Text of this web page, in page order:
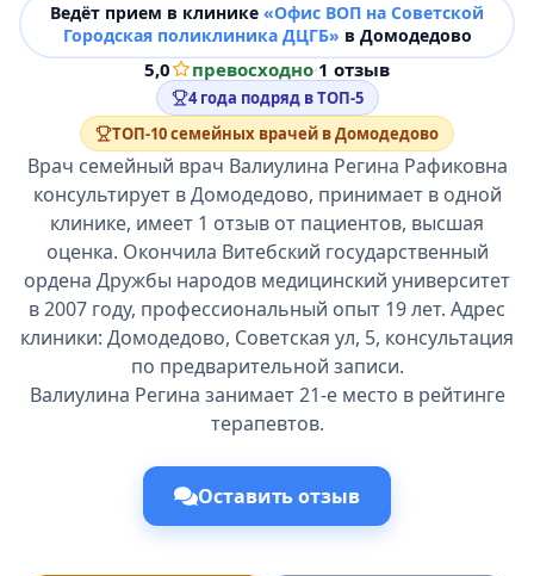
Ведёт прием в клинике «Офис ВОП на Советской
Городская поликлиника ДЦГБ» в Домодедово
5,0 превосходно·1 отзыв
4 года подряд в ТОП-5
ТОП-10 семейных врачей в Домодедово
Врач семейный врач Валиулина Регина Рафиковна
консультирует в Домодедово, принимает в одной
клинике, имеет 1 отзыв от пациентов, высшая
оценка. Окончила Витебский государственный
ордена Дружбы народов медицинский университет
в 2007 году, профессиональный опыт 19 лет. Адрес
клиники: Домодедово, Советская ул, 5, консультация
по предварительной записи.
Валиулина Регина занимает 21-е место в рейтинге
терапевтов.
Оставить отзыв